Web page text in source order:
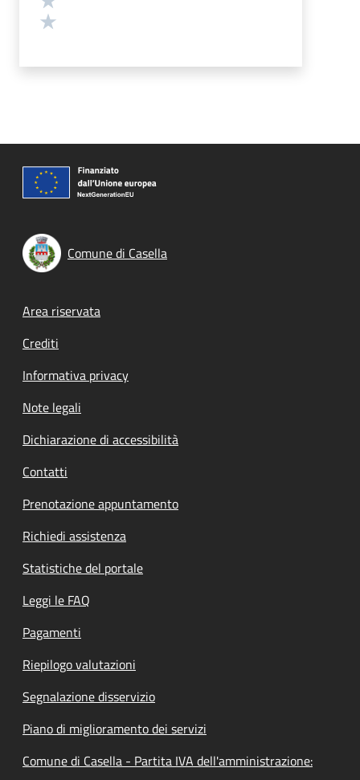
Comune di Casella
Footer menu
Area riservata
Crediti
Informativa privacy
Note legali
Dichiarazione di accessibilità
Contatti
Prenotazione appuntamento
Richiedi assistenza
Statistiche del portale
Leggi le FAQ
Pagamenti
Riepilogo valutazioni
Segnalazione disservizio
Piano di miglioramento dei servizi
Comune di Casella - Partita IVA dell'amministrazione: